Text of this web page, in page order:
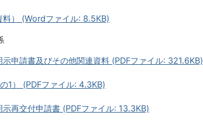
料） (Wordファイル: 8.5KB)
示申請書及びその他関連資料 (PDFファイル: 321.6KB)
1） (PDFファイル: 4.3KB)
示再交付申請書 (PDFファイル: 13.3KB)